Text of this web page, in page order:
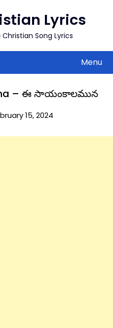
Lyrics
Song Lyrics
Menu
– ఈ సాయంకాలమున
15, 2024